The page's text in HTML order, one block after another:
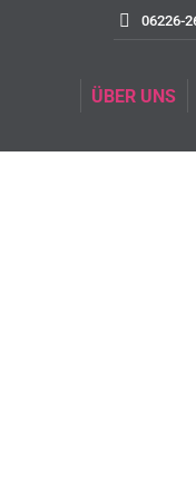
06226-
ÜBER UNS